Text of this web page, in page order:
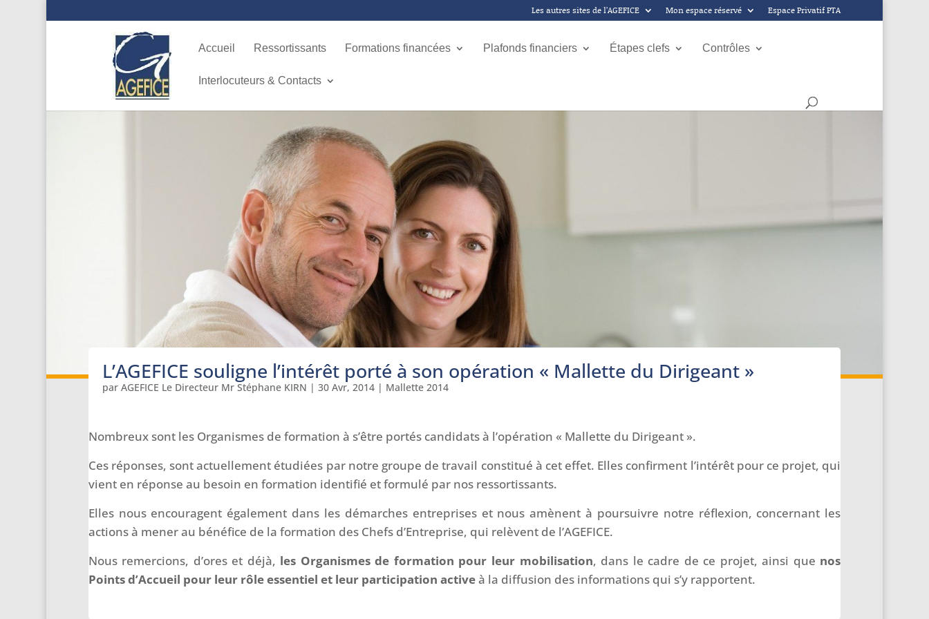
Les autres sites de l’AGEFICE Mon espace réservé Espace Privatif PTA
Accueil Ressortissants Formations financées Plafonds financiers Étapes clefs Contrôles
Interlocuteurs & Contacts
L’AGEFICE souligne l’intérêt porté à son opération « Mallette du Dirigeant »
par AGEFICE Le Directeur Mr Stéphane KIRN | 30 Avr, 2014| Mallette 2014
Nombreux sont les Organismes de formation à s’être portés candidats à l’opération « Mallette du Dirigeant ».
Ces réponses, sont actuellement étudiées par notre groupe de travail constitué à cet effet. Elles confirment l’intérêt pour ce projet, qui
vient en réponse au besoin en formation identifié et formulé par nos ressortissants.
Elles nous encouragent également dans les démarches entreprises et nous amènent à poursuivre notre réflexion, concernant les
actions à mener au bénéfice de la formation des Chefs d’Entreprise, qui relèvent de l’AGEFICE.
Nous remercions, d’ores et déjà, les Organismes de formation pour leur mobilisation, dans le cadre de ce projet, ainsi que nos
Points d’Accueil pour leur rôle essentiel et leur participation activeà la diffusion des informations qui s’y rapportent.